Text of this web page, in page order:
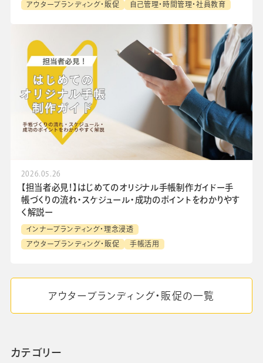
アウターブランディング・販促 自己管理・時間管理・社員教育
2026.05.26
【担当者必見！】はじめてのオリジナル手帳制作ガイドー手
帳づくりの流れ・スケジュール・成功のポイントをわかりやす
く解説ー
インナーブランディング・理念浸透
アウターブランディング・販促 手帳活用
アウターブランディング・販促の一覧
カテゴリー